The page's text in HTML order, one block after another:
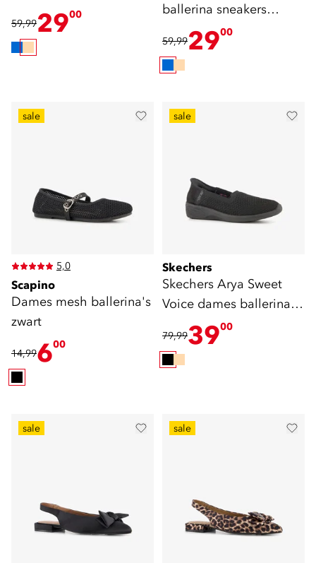
59,992900
ballerina sneakers
lichtblauw
59,992900
sale
5,0
Scapino
Dames mesh ballerina's
zwart
14,99600
sale
Skechers
Skechers Arya Sweet
Voice dames ballerina
zwart
79,993900
sale sale